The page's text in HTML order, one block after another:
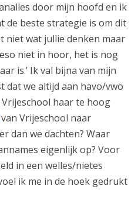
door mijn hoofd en ik
de beste strategie is om dit
niet wat jullie denken maar
niet in hoor, het is nog
is.’ Ik val bijna van mijn
dat we altijd aan havo/vwo
haar te hoog
van Vrijeschool naar
dan we dachten? Waar
eigenlijk op? Voor
in een welles/nietes
ik me in de hoek gedrukt